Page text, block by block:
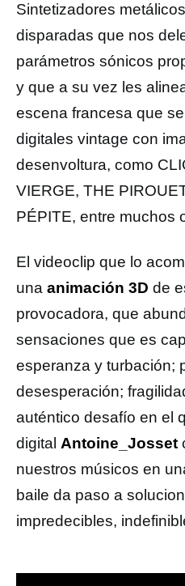
Sintetizadores
disparadas que nos
parámetros sónicos
y que a su vez les
escena francesa que
digitales vintage con
desenvoltura, como
VIERGE, THE
PÉPITE, entre muchos
El videoclip que lo
una animación 3D de
provocadora, que
sensaciones que es
esperanza y turbación;
desesperación;
auténtico desafío en el
digital Antoine_Josset
nuestros músicos en
baile da paso a
impredecibles,